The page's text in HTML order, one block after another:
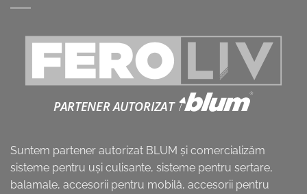
Suntem partener autorizat BLUM și comercializăm
sisteme pentru uşi culisante, sisteme pentru sertare,
balamale, accesorii pentru mobilă, accesorii pentru